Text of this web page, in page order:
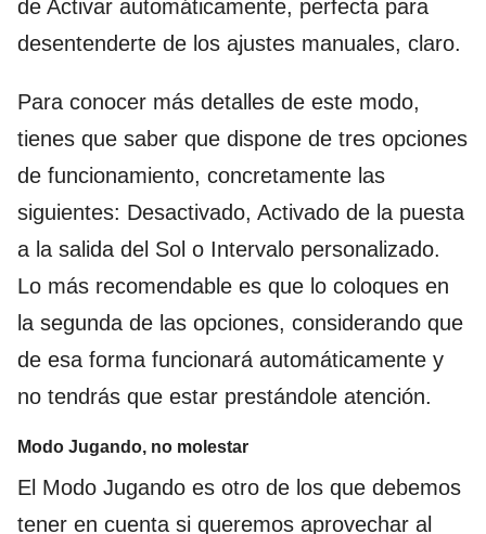
de Activar automáticamente, perfecta para
desentenderte de los ajustes manuales, claro.
Para conocer más detalles de este modo,
tienes que saber que dispone de tres opciones
de funcionamiento, concretamente las
siguientes: Desactivado, Activado de la puesta
a la salida del Sol o Intervalo personalizado.
Lo más recomendable es que lo coloques en
la segunda de las opciones, considerando que
de esa forma funcionará automáticamente y
no tendrás que estar prestándole atención.
Modo Jugando, no molestar
El Modo Jugando es otro de los que debemos
tener en cuenta si queremos aprovechar al